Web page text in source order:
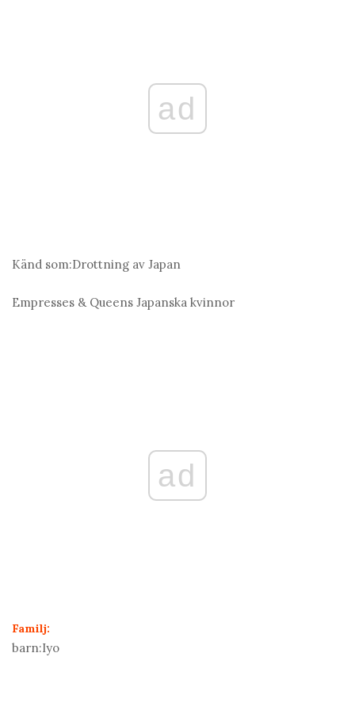
ad
Känd som:Drottning av Japan
Empresses & Queens Japanska kvinnor
ad
Familj:
barn:Iyo